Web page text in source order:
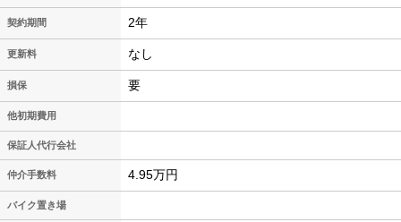
契約期間 2年
更新料 なし
損保 要
他初期費用
保証人代行会社
仲介手数料 4.95万円
バイク置き場